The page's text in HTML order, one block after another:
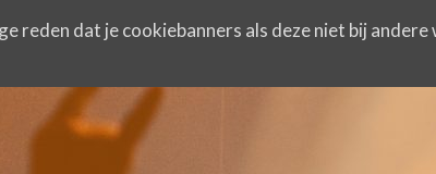
reden dat je cookiebanners als deze niet bij